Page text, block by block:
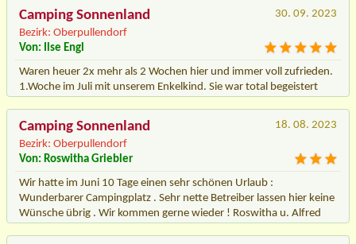
Camping Sonnenland
Bezirk: Oberpullendorf
30. 09. 2023
Von: Ilse Engl
Waren heuer 2x mehr als 2 Wochen hier und immer voll zufrieden.
1.Woche im Juli mit unserem Enkelkind. Sie war total begeistert
Camping Sonnenland
Bezirk: Oberpullendorf
18. 08. 2023
Von: Roswitha Griebler
Wir hatte im Juni 10 Tage einen sehr schönen Urlaub :
Wunderbarer Campingplatz . Sehr nette Betreiber lassen hier keine
Wünsche übrig . Wir kommen gerne wieder ! Roswitha u. Alfred